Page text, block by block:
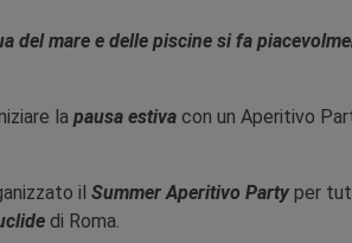
del mare e delle piscine si fa
la pausa estiva con un Aperitivo
il Summer Aperitivo Party per
di Roma.